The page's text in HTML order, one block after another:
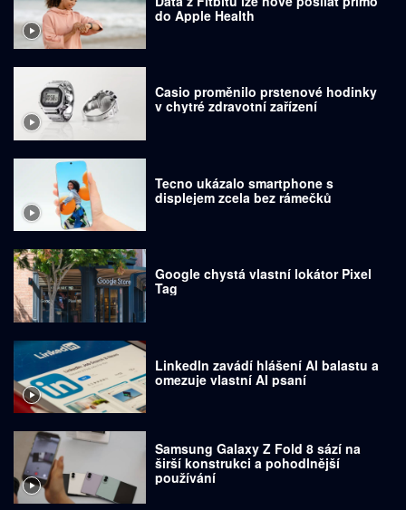
do Apple Health
Casio proměnilo prstenové hodinky
v chytré zdravotní zařízení
Tecno ukázalo smartphone s
displejem zcela bez rámečků
Google chystá vlastní lokátor Pixel
Tag
LinkedIn zavádí hlášení AI balastu a
omezuje vlastní AI psaní
Samsung Galaxy Z Fold 8 sází na
širší konstrukci a pohodlnější
používání